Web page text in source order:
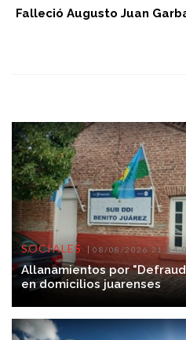
Falleció Augusto Juan
SOCIALES 08/08/2026
Allanamientos por
en domicilios juarenses